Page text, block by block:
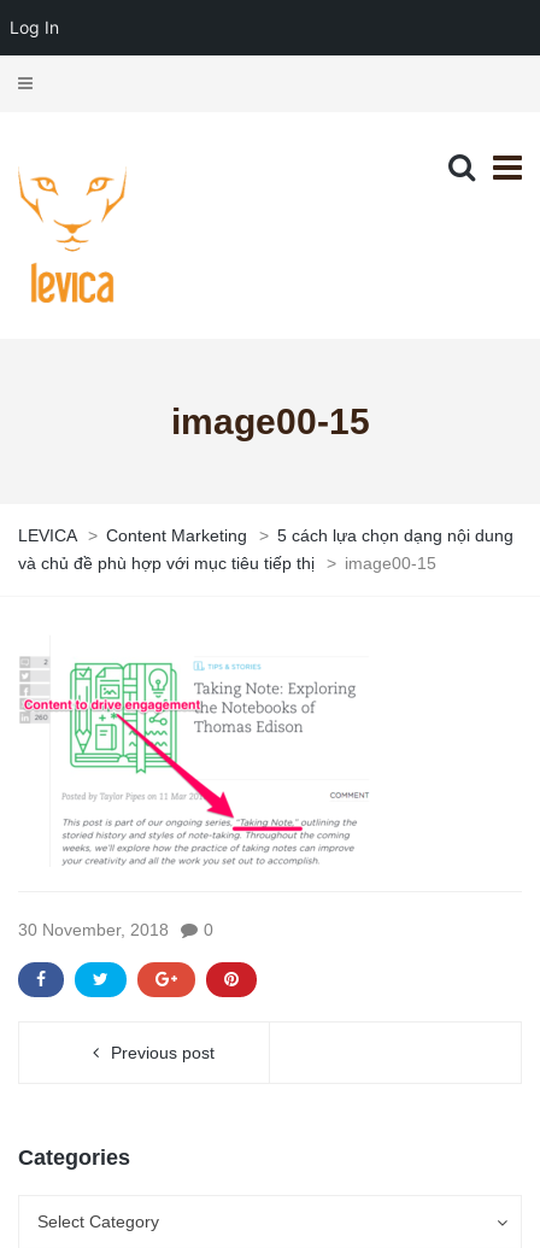
image00-15
LEVICA > Content Marketing > 5 cách lựa chọn dạng nội dung
và chủ đề phù hợp với mục tiêu tiếp thị
> image00-15
30 November, 2018 0
Previous post
Categories
Select Category
Log In